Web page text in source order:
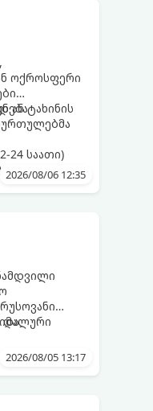
ოქროსფერი
ან ტახინის
24 საათი)
2026/08/06 12:35
და
2026/08/05 13:17